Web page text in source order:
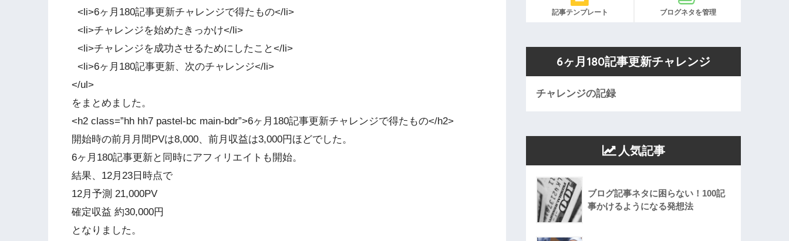
<li>6ヶ月180記事更新チャレンジで得たもの</li>
<li>チャレンジを始めたきっかけ</li>
<li>チャレンジを成功させるためにしたこと</li>
<li>6ヶ月180記事更新、次のチャレンジ</li>
</ul>
をまとめました。
<h2 class=”hh hh7 pastel-bc main-bdr”>6ヶ月180記事更新チャレンジで得たもの</h2>
開始時の前月月間PVは8,000、前月収益は3,000円ほどでした。
6ヶ月180記事更新と同時にアフィリエイトも開始。
結果、12月23日時点で
12月予測 21,000PV
確定収益 約30,000円
となりました。
記事テンプレート ブログネタを管理
6ヶ月180記事更新チャレンジ
チャレンジの記録
人気記事
ブログ記事ネタに困らない！100記
事かけるようになる発想法